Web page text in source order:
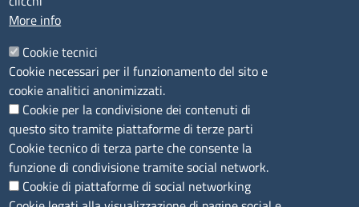
PEC
P.IVA01047570906
Codice Fiscale
Codice Univoco per le fatture elettroniche: UFPXFS
LINK UTILI
Segnalazione di illecito
Amministrazione Trasparente
More info
Cookie tecnici
Cookie necessari per il funzionamento del sito e
cookie analitici anonimizzati.
Cookie per la condivisione dei contenuti di
questo sito tramite piattaforme di terze parti
Cookie tecnico di terza parte che consente la
funzione di condivisione tramite social network.
Cookie di piattaforme di social networking